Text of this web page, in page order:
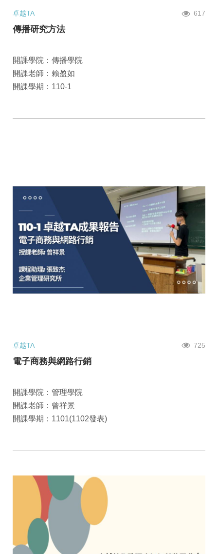
卓越TA 617
傳播研究方法
開課學院：傳播學院
開課老師：賴盈如
開課學期：110-1
卓越TA 725
電子商務與網路行銷
開課學院：管理學院
開課老師：曾祥景
開課學期：1101(1102發表)